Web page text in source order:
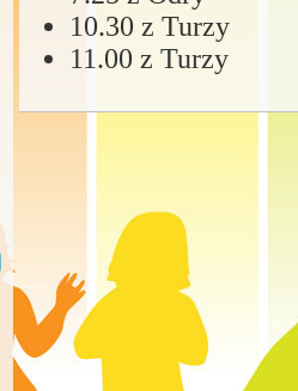
10.30 z Turzy
11.00 z Turzy